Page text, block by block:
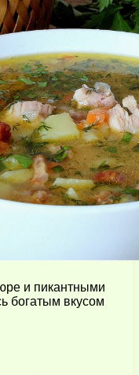
и пикантными
богатым вкусом